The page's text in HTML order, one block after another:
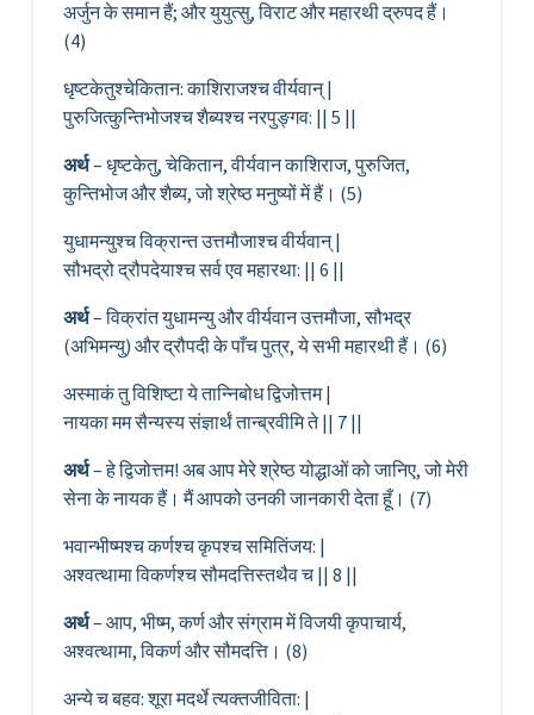
अर्जुन के समान हैं; और युयुत्सु, विराट और महारथी द्रुपद हैं।
(4)
धृष्टकेतुश्चेकितान: काशिराजश्च वीर्यवान् |
पुरुजित्कुन्तिभोजश्च शैब्यश्च नरपुङ्गव: || 5 ||
अर्थ– धृष्टकेतु, चेकितान, वीर्यवान काशिराज, पुरुजित,
कुन्तिभोज और शैब्य, जो श्रेष्ठ मनुष्यों में हैं। (5)
युधामन्युश्च विक्रान्त उत्तमौजाश्च वीर्यवान् |
सौभद्रो द्रौपदेयाश्च सर्व एव महारथा: || 6 ||
अर्थ– विक्रांत युधामन्यु और वीर्यवान उत्तमौजा, सौभद्र
(अभिमन्यु) और द्रौपदी के पाँच पुत्र, ये सभी महारथी हैं। (6)
अस्माकं तु विशिष्टा ये तान्निबोध द्विजोत्तम |
नायका मम सैन्यस्य संज्ञार्थं तान्ब्रवीमि ते || 7 ||
अर्थ– हे द्विजोत्तम! अब आप मेरे श्रेष्ठ योद्धाओं को जानिए, जो मेरी
सेना के नायक हैं। मैं आपको उनकी जानकारी देता हूँ। (7)
भवान्भीष्मश्च कर्णश्च कृपश्च समितिंजय: |
अश्वत्थामा विकर्णश्च सौमदत्तिस्तथैव च || 8 ||
अर्थ– आप, भीष्म, कर्ण और संग्राम में विजयी कृपाचार्य,
अश्वत्थामा, विकर्ण और सौमदत्ति। (8)
अन्ये च बहव: शूरा मदर्थे त्यक्तजीविता: |